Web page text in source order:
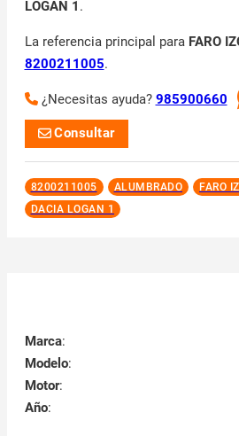
LOGAN 1 .
La referencia principal para FARO
8200211005.
¿Necesitas ayuda? 985900660
Consultar
8200211005 ALUMBRADO FARO
DACIA LOGAN 1
Marca:
Modelo:
Motor:
Año: